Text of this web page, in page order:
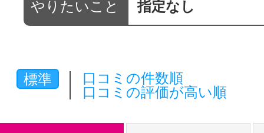
やりたいこ
やりたいこと 指定なし
標準
口コミの件数順
口コミの評価が高い順